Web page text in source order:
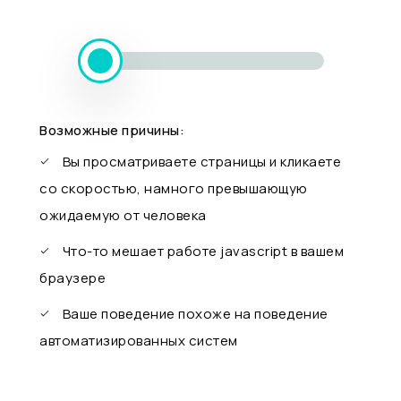
Возможные причины:
Вы просматриваете страницы и кликаете
со скоростью, намного превышающую
ожидаемую от человека
Что-то мешает работе javascript в вашем
браузере
Ваше поведение похоже на поведение
автоматизированных систем